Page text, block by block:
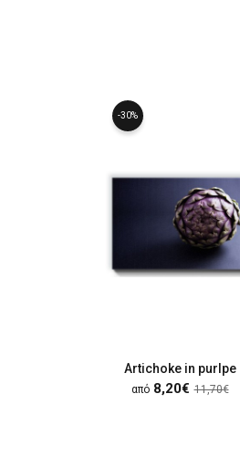
-30%
Artichoke in purlpe
από 8,20€ 11,70€